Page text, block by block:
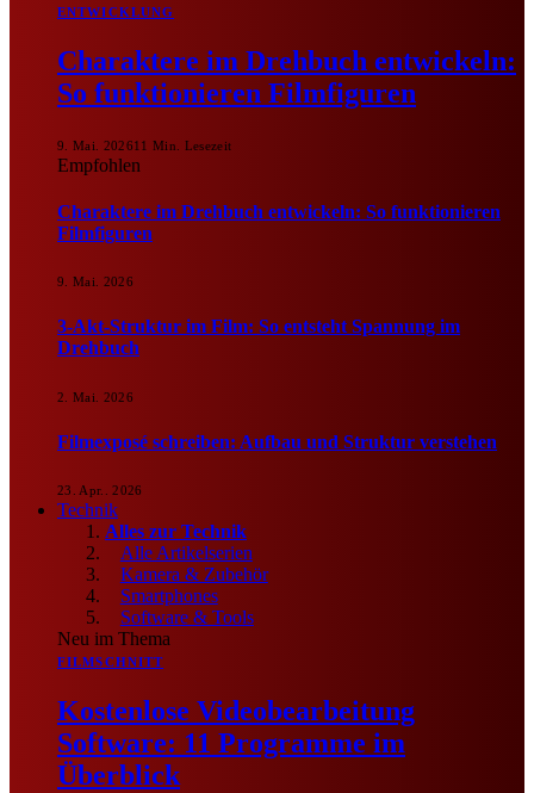
ENTWICKLUNG
Charaktere im Drehbuch entwickeln:
So funktionieren Filmfiguren
9. Mai. 202611 Min. Lesezeit
Empfohlen
Charaktere im Drehbuch entwickeln: So funktionieren
Filmfiguren
9. Mai. 2026
3-Akt-Struktur im Film: So entsteht Spannung im
Drehbuch
2. Mai. 2026
Filmexposé schreiben: Aufbau und Struktur verstehen
23. Apr.. 2026
Technik
Alles zur Technik
Alle Artikelserien
Kamera & Zubehör
Smartphones
Software & Tools
Neu im Thema
FILMSCHNITT
Kostenlose Videobearbeitung
Software: 11 Programme im
Überblick